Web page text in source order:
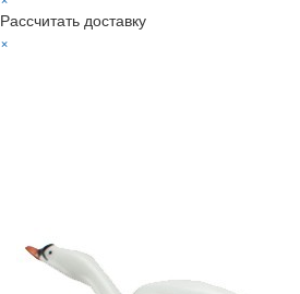
Рассчитать доставку
×